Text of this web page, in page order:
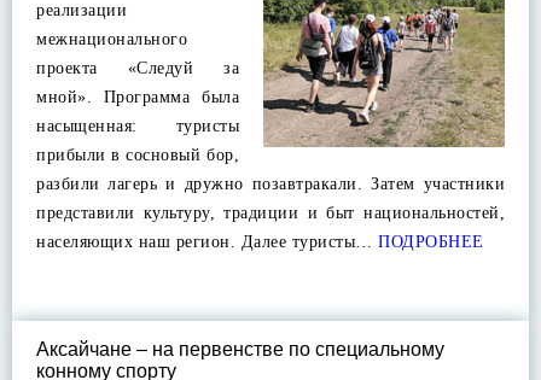
реализации
межнационального
проекта «Следуй за
мной». Программа была
насыщенная: туристы
прибыли в сосновый бор,
разбили лагерь и дружно позавтракали. Затем участники
представили культуру, традиции и быт национальностей,
населяющих наш регион‍. Далее туристы… ПОДРОБНЕЕ
Аксайчане – на первенстве по специальному
конному спорту